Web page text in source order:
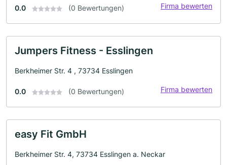
0.0 (0 Bewertungen) Firma bewerten
Jumpers Fitness - Esslingen
Berkheimer Str. 4 , 73734 Esslingen
0.0 (0 Bewertungen) Firma bewerten
easy Fit GmbH
Berkheimer Str. 4, 73734 Esslingen a. Neckar